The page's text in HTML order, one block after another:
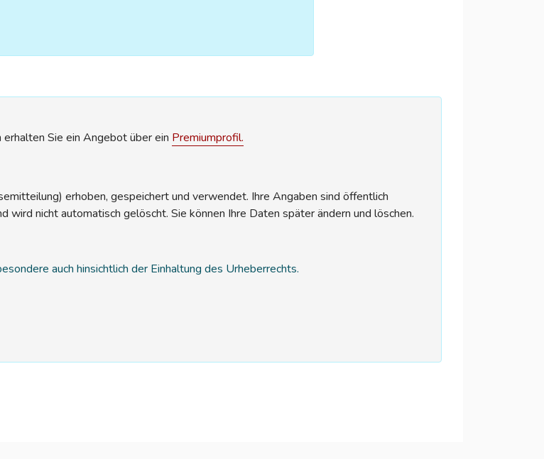
Sie ein Angebot über ein Premiumprofil.
erhoben, gespeichert und verwendet. Ihre Angaben sind öffentlich
nicht automatisch gelöscht. Sie können Ihre Daten später ändern und löschen.
auch hinsichtlich der Einhaltung des Urheberrechts.